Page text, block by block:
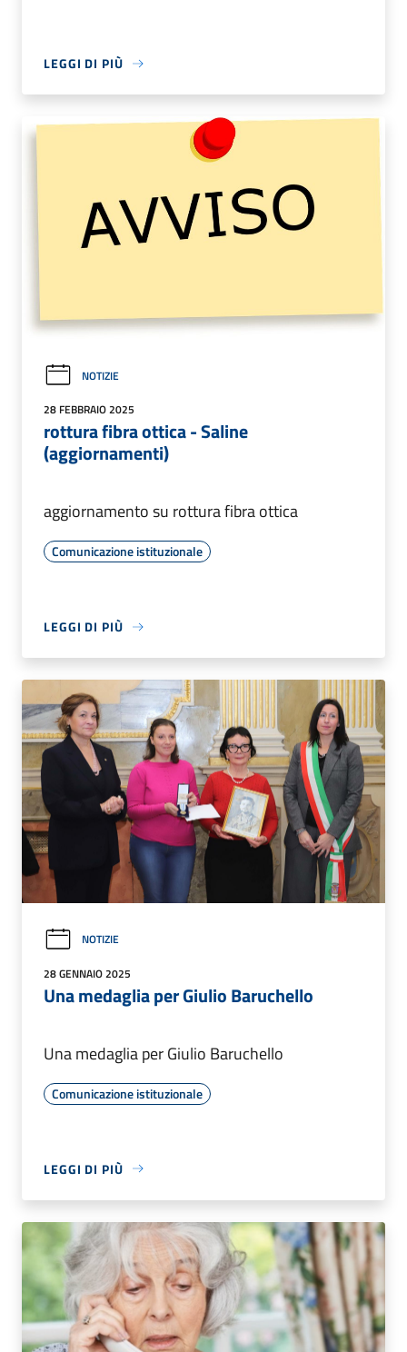
LEGGI DI PIÙ
NOTIZIE
28 FEBBRAIO 2025
rottura fibra ottica - Saline
(aggiornamenti)
aggiornamento su rottura fibra ottica
Comunicazione istituzionale
LEGGI DI PIÙ
NOTIZIE
28 GENNAIO 2025
Una medaglia per Giulio Baruchello
Una medaglia per Giulio Baruchello
Comunicazione istituzionale
LEGGI DI PIÙ